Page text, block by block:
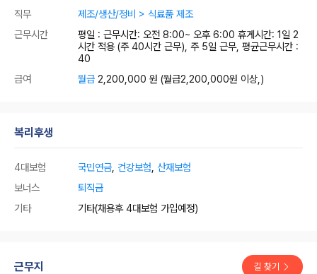
직무
제조/생산/정비 > 식료품 제조
근무시간
평일 : 근무시간: 오전 8:00~ 오후 6:00 휴게시간: 1일 2
시간 적용 (주 40시간 근무), 주 5일 근무, 평균근무시간 :
40
급여
월급 2,200,000 원 (월급2,200,000원 이상,)
복리후생
4대보험 국민연금 건강보험 산재보험
보너스
퇴직금
기타
기타(채용후 4대보험 가입예정)
근무지 길 찾기